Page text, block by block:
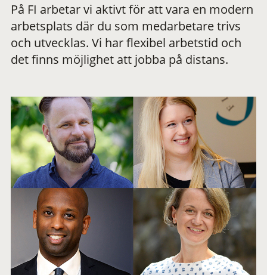
meningsfull och
flexibel
På FI arbetar vi aktivt för att vara en modern
arbetsplats där du som medarbetare trivs
och utvecklas. Vi har flexibel arbetstid och
det finns möjlighet att jobba på distans.